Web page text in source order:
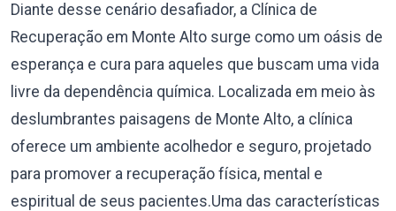
Diante desse cenário desafiador, a Clínica de
Recuperação em Monte Alto surge como um oásis de
esperança e cura para aqueles que buscam uma vida
livre da dependência química. Localizada em meio às
deslumbrantes paisagens de Monte Alto, a clínica
oferece um ambiente acolhedor e seguro, projetado
para promover a recuperação física, mental e
espiritual de seus pacientes.Uma das características